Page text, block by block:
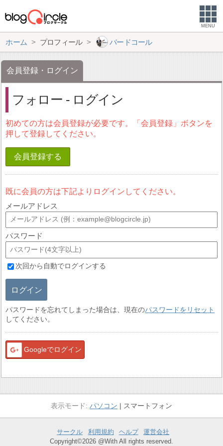
MENU
ホーム プロフィール バードコール
会員登録・ログイン
フォロー - ログイン
初めての方は会員登録が必要です。「会員登録」ボタンを
押して登録してください。
会員登録する
既に会員の方は下記よりログインしてください。
メールアドレス
パスワード
次回から自動でログインする
ログイン
パスワードを忘れてしまった場合は、現在のパスワードをリセット
してください。
Googleでログイン
パソコン スマートフォン
サークル 利用規約 ヘルプ
運営会社
Copyright©2026 @With All rights reserved.